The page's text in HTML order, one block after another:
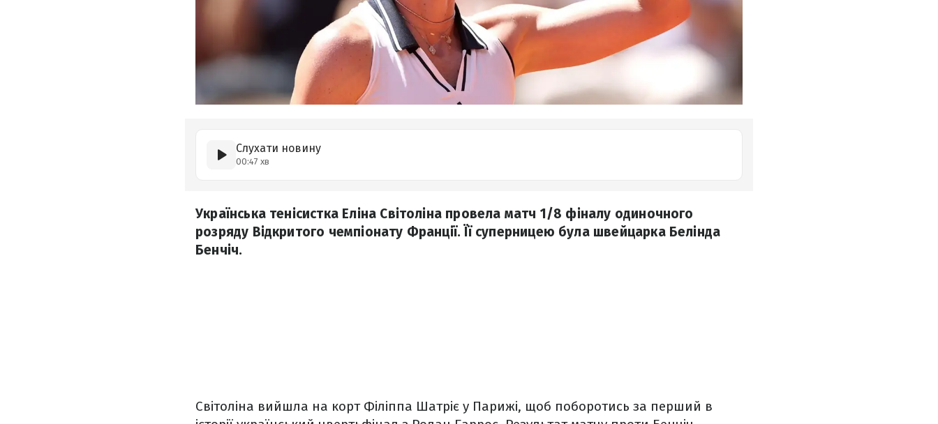
Слухати новину
00:47 хв
Українська тенісистка Еліна Світоліна провела матч 1/8 фіналу одиночного
розряду Відкритого чемпіонату Франції. Її суперницею була швейцарка Белінда
Бенчіч.
Світоліна вийшла на корт Філіппа Шатріє у Парижі, щоб поборотись за перший в